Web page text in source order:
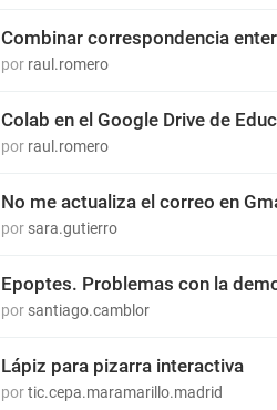
Combinar correspondencia
por raul.romero
Colab en el Google Drive de
por raul.romero
No me actualiza el correo en
por sara.gutierro
Epoptes. Problemas con la
por santiago.camblor
Lápiz para pizarra interactiva
portic.cepa.maramarillo.madrid